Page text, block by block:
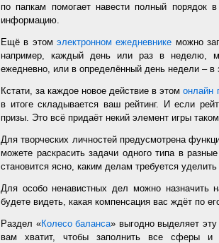
по папкам помогает навести полный порядок
информацию.
Ещё в этомэлектронном ежедневнике можно
например, каждый день или раз в неделю,
ежедневно, или в определённый день недели – в
Кстати, за каждое новое действие в этомонлайн
в итоге складывается ваш рейтинг. И если
призы. Это всё придаёт некий элемент игры
Для творческих личностей предусмотрена
можете раскрасить задачи одного типа в
становится ясно, каким делам требуется
Для особо ненавистных дел можно назначить
будете видеть, какая компенсация вас ждёт по
Раздел «Колесо баланса» выгодно выделяет
вам хватит, чтобы заполнить все сферы и